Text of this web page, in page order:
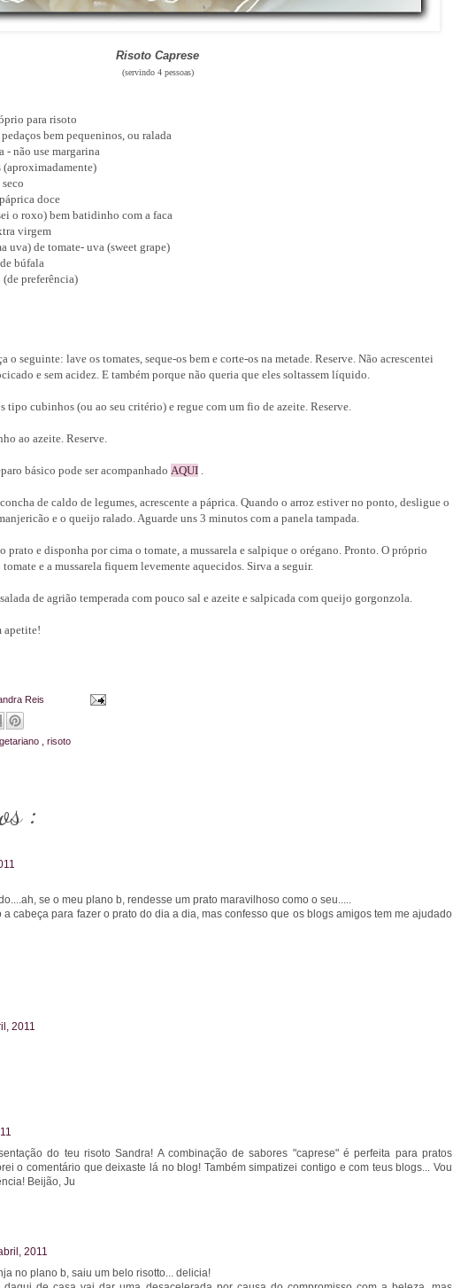
Risoto Caprese
(servindo 4 pessoas)
para risoto
bem pequeninos, ou ralada
- não use margarina
doce
o roxo) bem batidinho com a faca
virgem
uva) de tomate- uva (sweet grape)
búfala
(de preferência)
o seguinte: lave os tomates, seque-os bem e corte-os na metade. Reserve. Não acrescentei
e sem acidez. E também porque não queria que eles soltassem líquido.
tipo cubinhos (ou ao seu critério) e regue com um fio de azeite. Reserve.
ao azeite. Reserve.
básico pode ser acompanhado AQUI
de caldo de legumes, acrescente a páprica. Quando o arroz estiver no ponto, desligue o
e o queijo ralado. Aguarde uns 3 minutos com a panela tampada.
prato e disponha por cima o tomate, a mussarela e salpique o orégano. Pronto. O próprio
e a mussarela fiquem levemente aquecidos. Sirva a seguir.
de agrião temperada com pouco sal e azeite e salpicada com queijo gorgonzola.
apetite!
Reis
risoto
:
se o meu plano b, rendesse um prato maravilhoso como o seu.....
a cabeça para fazer o prato do dia a dia, mas confesso que os blogs amigos tem me ajudado
2011
do teu risoto Sandra! A combinação de sabores "caprese" é perfeita para pratos
o comentário que deixaste lá no blog! Também simpatizei contigo e com teus blogs... Vou
Beijão, Ju
2011
no plano b, saiu um belo risotto... delicia!